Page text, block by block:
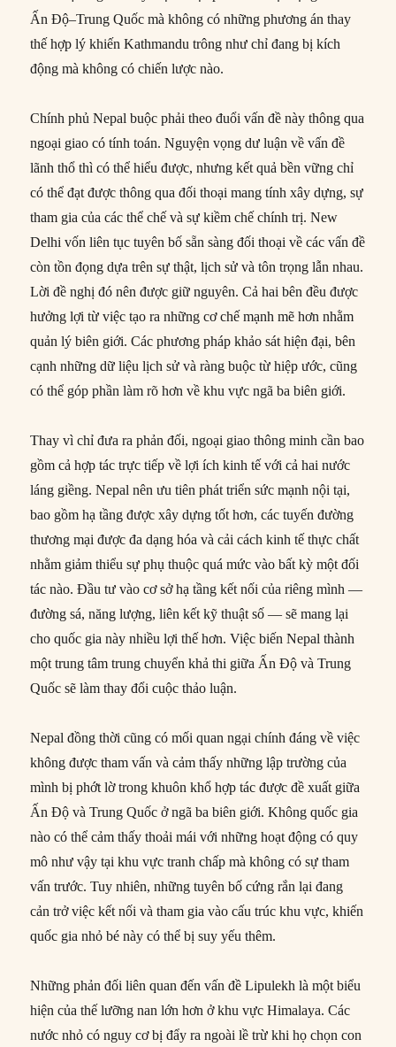
Ấn Độ–Trung Quốc mà không có những phương án thay
thế hợp lý khiến Kathmandu trông như chỉ đang bị kích
động mà không có chiến lược nào.
Chính phủ Nepal buộc phải theo đuổi vấn đề này thông qua
ngoại giao có tính toán. Nguyện vọng dư luận về vấn đề
lãnh thổ thì có thể hiểu được, nhưng kết quả bền vững chỉ
có thể đạt được thông qua đối thoại mang tính xây dựng, sự
tham gia của các thể chế và sự kiềm chế chính trị. New
Delhi vốn liên tục tuyên bố sẵn sàng đối thoại về các vấn đề
còn tồn đọng dựa trên sự thật, lịch sử và tôn trọng lẫn nhau.
Lời đề nghị đó nên được giữ nguyên. Cả hai bên đều được
hưởng lợi từ việc tạo ra những cơ chế mạnh mẽ hơn nhằm
quản lý biên giới. Các phương pháp khảo sát hiện đại, bên
cạnh những dữ liệu lịch sử và ràng buộc từ hiệp ước, cũng
có thể góp phần làm rõ hơn về khu vực ngã ba biên giới.
Thay vì chỉ đưa ra phản đối, ngoại giao thông minh cần bao
gồm cả hợp tác trực tiếp về lợi ích kinh tế với cả hai nước
láng giềng. Nepal nên ưu tiên phát triển sức mạnh nội tại,
bao gồm hạ tầng được xây dựng tốt hơn, các tuyến đường
thương mại được đa dạng hóa và cải cách kinh tế thực chất
nhằm giảm thiểu sự phụ thuộc quá mức vào bất kỳ một đối
tác nào. Đầu tư vào cơ sở hạ tầng kết nối của riêng mình —
đường sá, năng lượng, liên kết kỹ thuật số — sẽ mang lại
cho quốc gia này nhiều lợi thế hơn. Việc biến Nepal thành
một trung tâm trung chuyển khả thi giữa Ấn Độ và Trung
Quốc sẽ làm thay đổi cuộc thảo luận.
Nepal đồng thời cũng có mối quan ngại chính đáng về việc
không được tham vấn và cảm thấy những lập trường của
mình bị phớt lờ trong khuôn khổ hợp tác được đề xuất giữa
Ấn Độ và Trung Quốc ở ngã ba biên giới. Không quốc gia
nào có thể cảm thấy thoải mái với những hoạt động có quy
mô như vậy tại khu vực tranh chấp mà không có sự tham
vấn trước. Tuy nhiên, những tuyên bố cứng rắn lại đang
cản trở việc kết nối và tham gia vào cấu trúc khu vực, khiến
quốc gia nhỏ bé này có thể bị suy yếu thêm.
Những phản đối liên quan đến vấn đề Lipulekh là một biểu
hiện của thế lưỡng nan lớn hơn ở khu vực Himalaya. Các
nước nhỏ có nguy cơ bị đẩy ra ngoài lề trừ khi họ chọn con